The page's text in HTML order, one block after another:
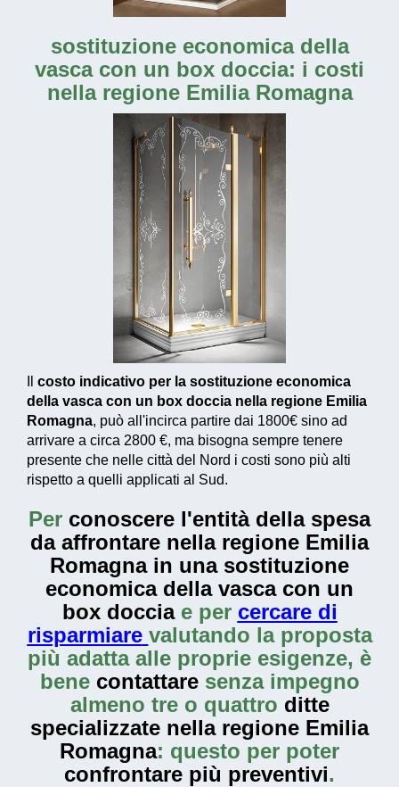
sostituzione economica della
vasca con un box doccia: i costi
nella regione Emilia Romagna
costo indicativo per la sostituzione economica
della vasca con un box doccia nella regione Emilia
Romagna, può all'incirca partire dai 1800€ sino ad
arrivare a circa 2800 €, ma bisogna sempre tenere
presente che nelle città del Nord i costi sono più alti
rispetto a quelli applicati al Sud.
Per conoscere l'entità della spesa
da affrontare nella regione Emilia
Romagna in una sostituzione
economica della vasca con un
box docciae per cercare di
risparmiare valutando la proposta
più adatta alle proprie esigenze, è
bene contattaresenza impegno
almeno tre o quattro ditte
specializzate nella regione Emilia
Romagna: questo per poter
confrontare più preventivi.